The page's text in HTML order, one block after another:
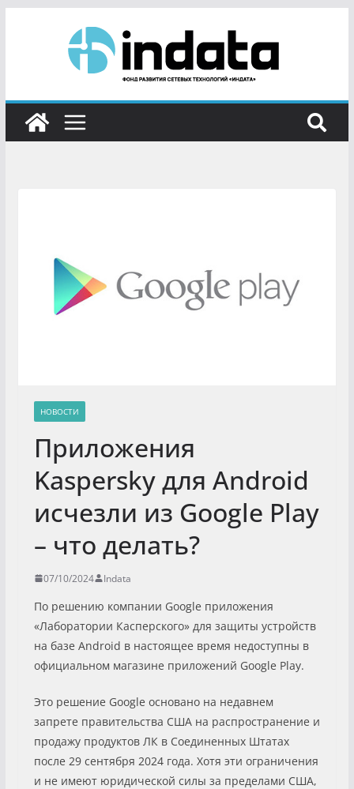
НОВОСТИ
Приложения
Kaspersky для Android
исчезли из Google Play
– что делать?
07/10/2024 Indata
По решению компании Google приложения
«Лаборатории Касперского» для защиты устройств
на базе Android в настоящее время недоступны в
официальном магазине приложений Google Play.
Это решение Google основано на недавнем
запрете правительства США на распространение и
продажу продуктов ЛК в Соединенных Штатах
после 29 сентября 2024 года. Хотя эти ограничения
и не имеют юридической силы за пределами США,